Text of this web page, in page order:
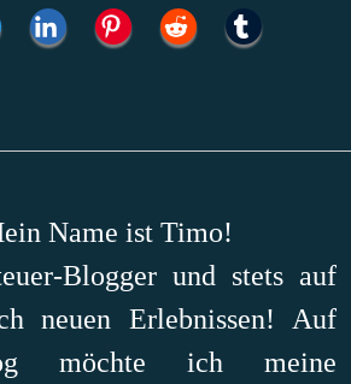
Name ist Timo!
Blogger und stets auf
neuen Erlebnissen! Auf
möchte ich meine